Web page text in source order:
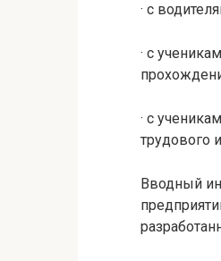
· с
· с
· с
трудового
Вводный